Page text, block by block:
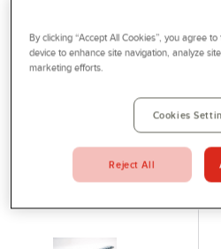
Bli kund
Profilshop
Serviceverkstad
By clicking “Accept All Cookies”, you agree
device to enhance site navigation, analyze
marketing efforts.
Cookies
Reject All